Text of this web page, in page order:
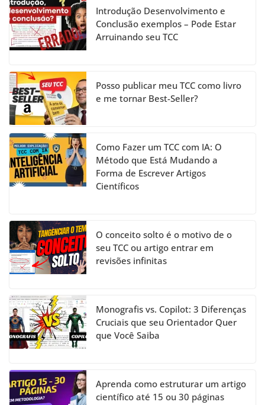
h
a
n
el
Introdução Desenvolvimento e
Conclusão exemplos – Pode Estar
Arruinando seu TCC
Posso publicar meu TCC como livro
e me tornar Best-Seller?
Como Fazer um TCC com IA: O
Método que Está Mudando a
Forma de Escrever Artigos
Científicos
O conceito solto é o motivo de o
seu TCC ou artigo entrar em
revisões infinitas
Monografis vs. Copilot: 3 Diferenças
Cruciais que seu Orientador Quer
que Você Saiba
Aprenda como estruturar um artigo
científico até 15 ou 30 páginas